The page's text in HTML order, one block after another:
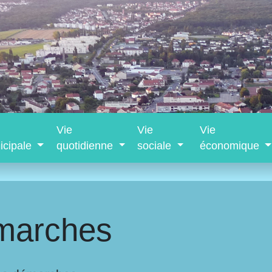
Vie
quotidienne
Vie
sociale
Vie
économique